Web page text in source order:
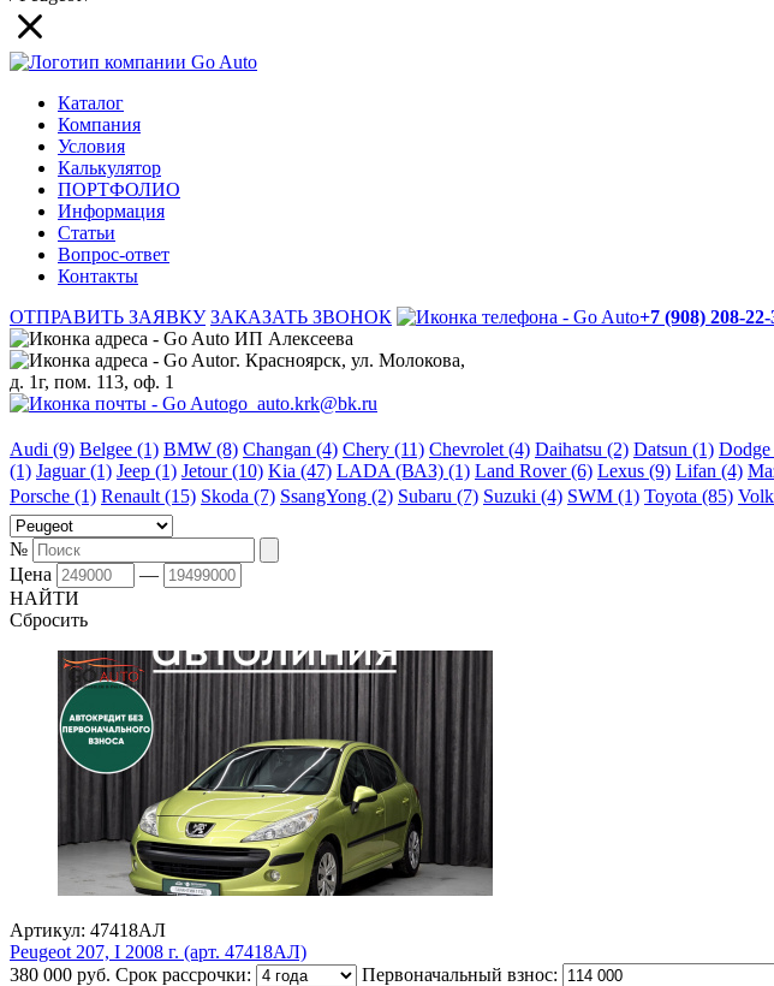
Каталог
Компания
Условия
Калькулятор
ПОРТФОЛИО
Информация
Статьи
Вопрос-ответ
Контакты
ОТПРАВИТЬ ЗАЯВКУ ЗАКАЗАТЬ ЗВОНОК
+7 (908) 208-22-
ИП Алексеева
г. Красноярск, ул. Молокова,
д. 1г, пом. 113, оф. 1
go_auto.krk@bk.ru
Audi (9) Belgee (1) BMW (8) Changan (4) Chery (11) Chevrolet (4) Daihatsu (2) Datsun (1)
(1) Jaguar (1) Jeep (1) Jetour (10) Kia (47) LADA (ВАЗ) (1) Land Rover (6) Lexus (9) Lifan (4)
Porsche (1) Renault (15) Skoda (7) SsangYong (2) Subaru (7) Suzuki (4) SWM (1) Toyota (85)
№
Цена
—
НАЙТИ
Сбросить
Артикул: 47418АЛ
Peugeot 207, I 2008 г. (арт. 47418АЛ)
380 000 руб. Срок рассрочки:
Первоначальный взнос: